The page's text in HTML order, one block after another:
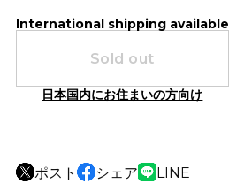
International shipping available
Sold out
日本国内にお住まいの方向け
ポスト シェア LINE